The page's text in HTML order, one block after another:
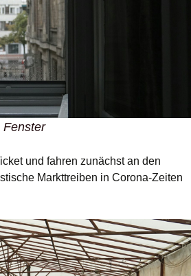
Fenster
und fahren zunächst an den
Markttreiben in Corona-Zeiten